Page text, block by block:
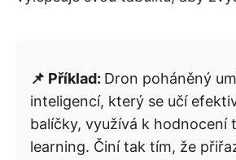
📌 Příklad: Dron poháněný
inteligencí, který se učí
balíčky, využívá k hodnocení
learning. Činí tak tím, že